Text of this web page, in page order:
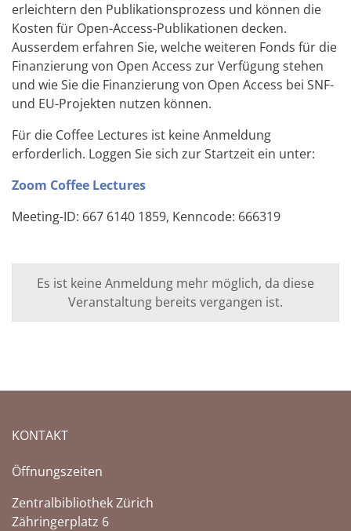
erleichtern den Publikationsprozess und können die
Kosten für Open-Access-Publikationen decken.
Ausserdem erfahren Sie, welche weiteren Fonds für die
Finanzierung von Open Access zur Verfügung stehen
und wie Sie die Finanzierung von Open Access bei SNF-
und EU-Projekten nutzen können.
Für die Coffee Lectures ist keine Anmeldung
erforderlich. Loggen Sie sich zur Startzeit ein unter:
Zoom Coffee Lectures
Meeting-ID: 667 6140 1859, Kenncode: 666319
Es ist keine Anmeldung mehr möglich, da diese
Veranstaltung bereits vergangen ist.
KONTAKT
Öffnungszeiten
Zentralbibliothek Zürich
Zähringerplatz 6